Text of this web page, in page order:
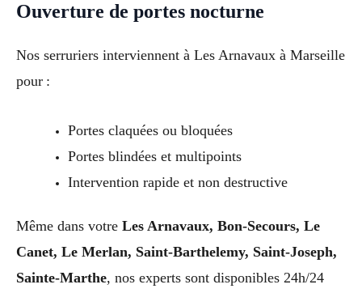
Ouverture de portes nocturne
Nos serruriers interviennent à Les Arnavaux à Marseille
pour :
Portes claquées ou bloquées
Portes blindées et multipoints
Intervention rapide et non destructive
Même dans votre Les Arnavaux, Bon-Secours, Le
Canet, Le Merlan, Saint-Barthelemy, Saint-Joseph,
Sainte-Marthe, nos experts sont disponibles 24h/24